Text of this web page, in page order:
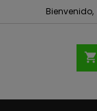
Bienvenido,
shopping_cart